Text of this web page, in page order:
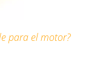
para el motor?